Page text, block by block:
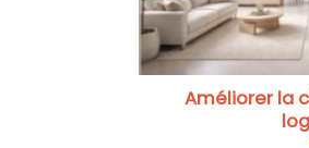
Améliorer la